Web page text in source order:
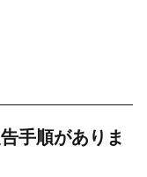
手順がありま